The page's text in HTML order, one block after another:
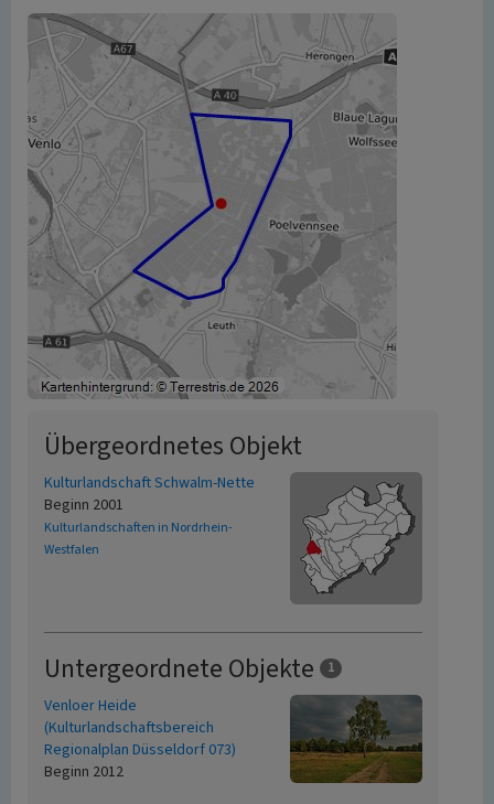
Übergeordnetes Objekt
Kulturlandschaft Schwalm-Nette
Beginn 2001
Kulturlandschaften in Nordrhein-
Westfalen
Untergeordnete Objekte 1
Venloer Heide
(Kulturlandschaftsbereich
Regionalplan Düsseldorf 073)
Beginn 2012